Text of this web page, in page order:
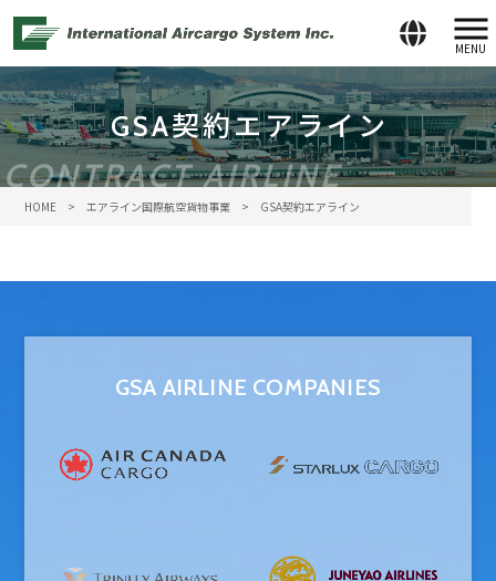
MENU
GSA契約エアライン
CONTRACT AIRLINE
HOME > エアライン国際航空貨物事業 > GSA契約エアライン
GSA AIRLINE COMPANIES